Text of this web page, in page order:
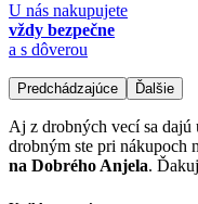
U nás nakupujete
vždy bezpečne
a s dôverou
Predchádzajúce Ďalšie
Aj z drobných vecí sa
drobným ste pri nákupoch
na Dobrého Anjela.